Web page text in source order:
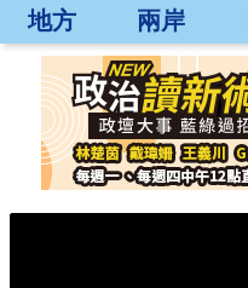
地方 兩岸